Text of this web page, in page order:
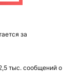
за
тыс. сообщений о